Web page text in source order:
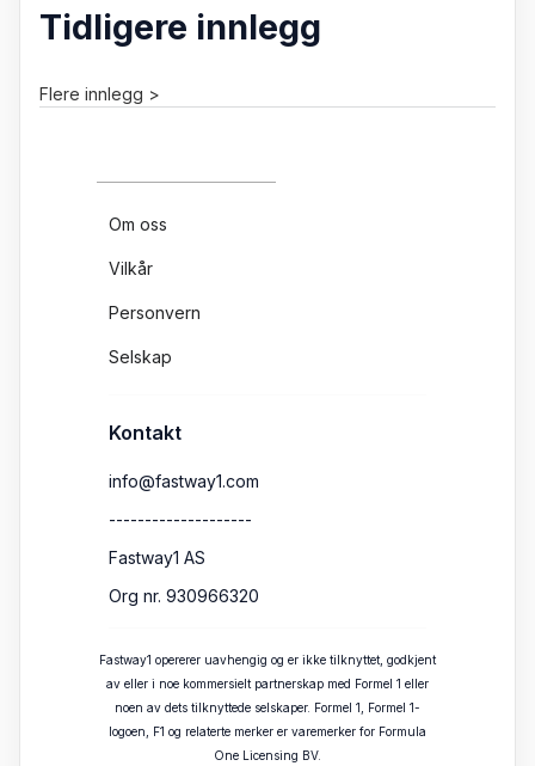
Tidligere innlegg
Flere innlegg >
Om oss
Vilkår
Personvern
Selskap
Kontakt
info@fastway1.com
--------------------
Fastway1 AS
Org nr. 930966320
Fastway1 opererer uavhengig og er ikke tilknyttet, godkjent
av eller i noe kommersielt partnerskap med Formel 1 eller
noen av dets tilknyttede selskaper. Formel 1, Formel 1-
logoen, F1 og relaterte merker er varemerker for Formula
One Licensing BV.